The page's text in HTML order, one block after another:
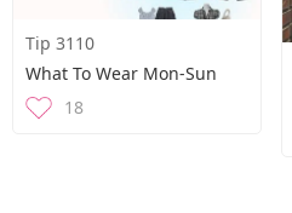
Tip 3110
What To Wear Mon-Sun
18